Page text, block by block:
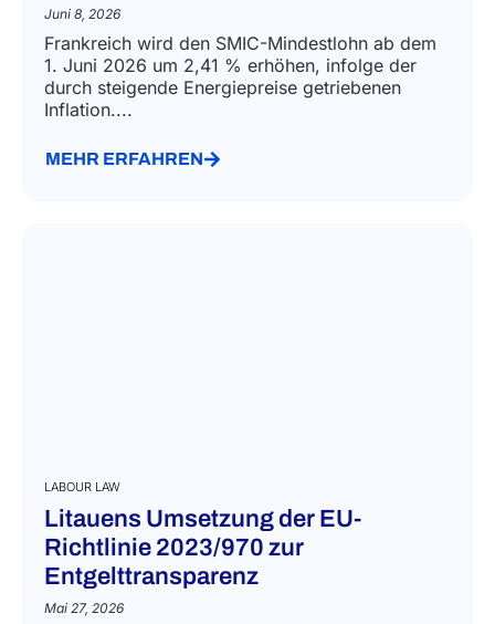
Juni 8, 2026
Frankreich wird den SMIC-Mindestlohn ab dem
1. Juni 2026 um 2,41 % erhöhen, infolge der
durch steigende Energiepreise getriebenen
Inflation....
MEHR ERFAHREN
LABOUR LAW
Litauens Umsetzung der EU-
Richtlinie 2023/970 zur
Entgelttransparenz
Mai 27, 2026